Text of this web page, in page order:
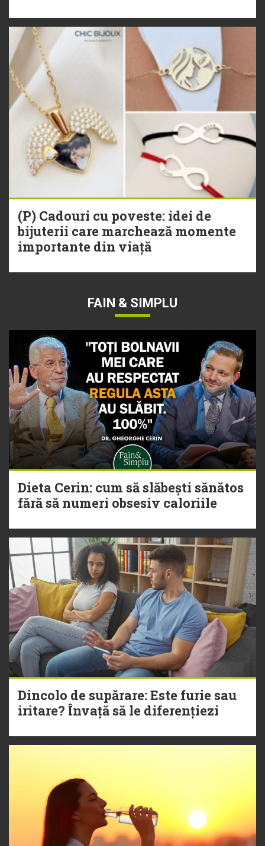
(P) Cadouri cu poveste: idei de
bijuterii care marchează momente
importante din viață
FAIN & SIMPLU
Dieta Cerin: cum să slăbești sănătos
fără să numeri obsesiv caloriile
Dincolo de supărare: Este furie sau
iritare? Învață să le diferențiezi